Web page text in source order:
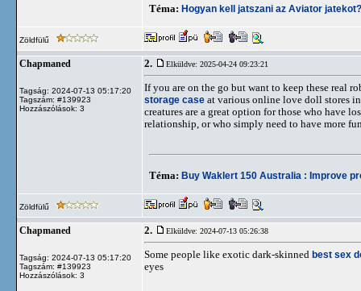
Téma: Hogyan kell jatszani az Aviator jatekot?
Zöldfülű
Chapmaned
Tagság: 2024-07-13 05:17:20
Tagszám: #139923
Hozzászólások: 3
2. Elküldve: 2025-04-24 09:23:21
If you are on the go but want to keep these real
storage case at various online love doll stores
creatures are a great option for those who have
relationship, or who simply need to have more
Téma: Buy Waklert 150 Australia : Improve
Zöldfülű
Chapmaned
Tagság: 2024-07-13 05:17:20
Tagszám: #139923
Hozzászólások: 3
2. Elküldve: 2024-07-13 05:26:38
Some people like exotic dark-skinned best sex
eyes